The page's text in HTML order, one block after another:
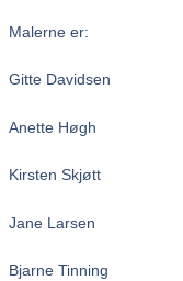
Malerne er:
Gitte Davidsen
Anette Høgh
Kirsten Skjøtt
Jane Larsen
Bjarne Tinning